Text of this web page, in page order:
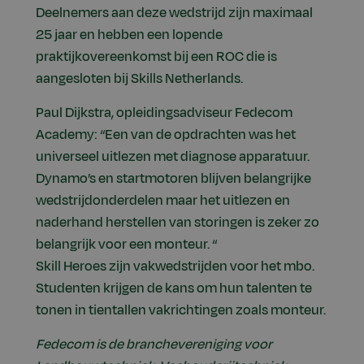
Deelnemers aan deze wedstrijd zijn maximaal
25 jaar en hebben een lopende
praktijkovereenkomst bij een ROC die is
aangesloten bij Skills Netherlands.
Paul Dijkstra, opleidingsadviseur Fedecom
Academy: “Een van de opdrachten was het
universeel uitlezen met diagnose apparatuur.
Dynamo’s en startmotoren blijven belangrijke
wedstrijdonderdelen maar het uitlezen en
naderhand herstellen van storingen is zeker zo
belangrijk voor een monteur. “
Skill Heroes zijn vakwedstrijden voor het mbo.
Studenten krijgen de kans om hun talenten te
tonen in tientallen vakrichtingen zoals monteur.
Fedecom is de branchevereniging voor